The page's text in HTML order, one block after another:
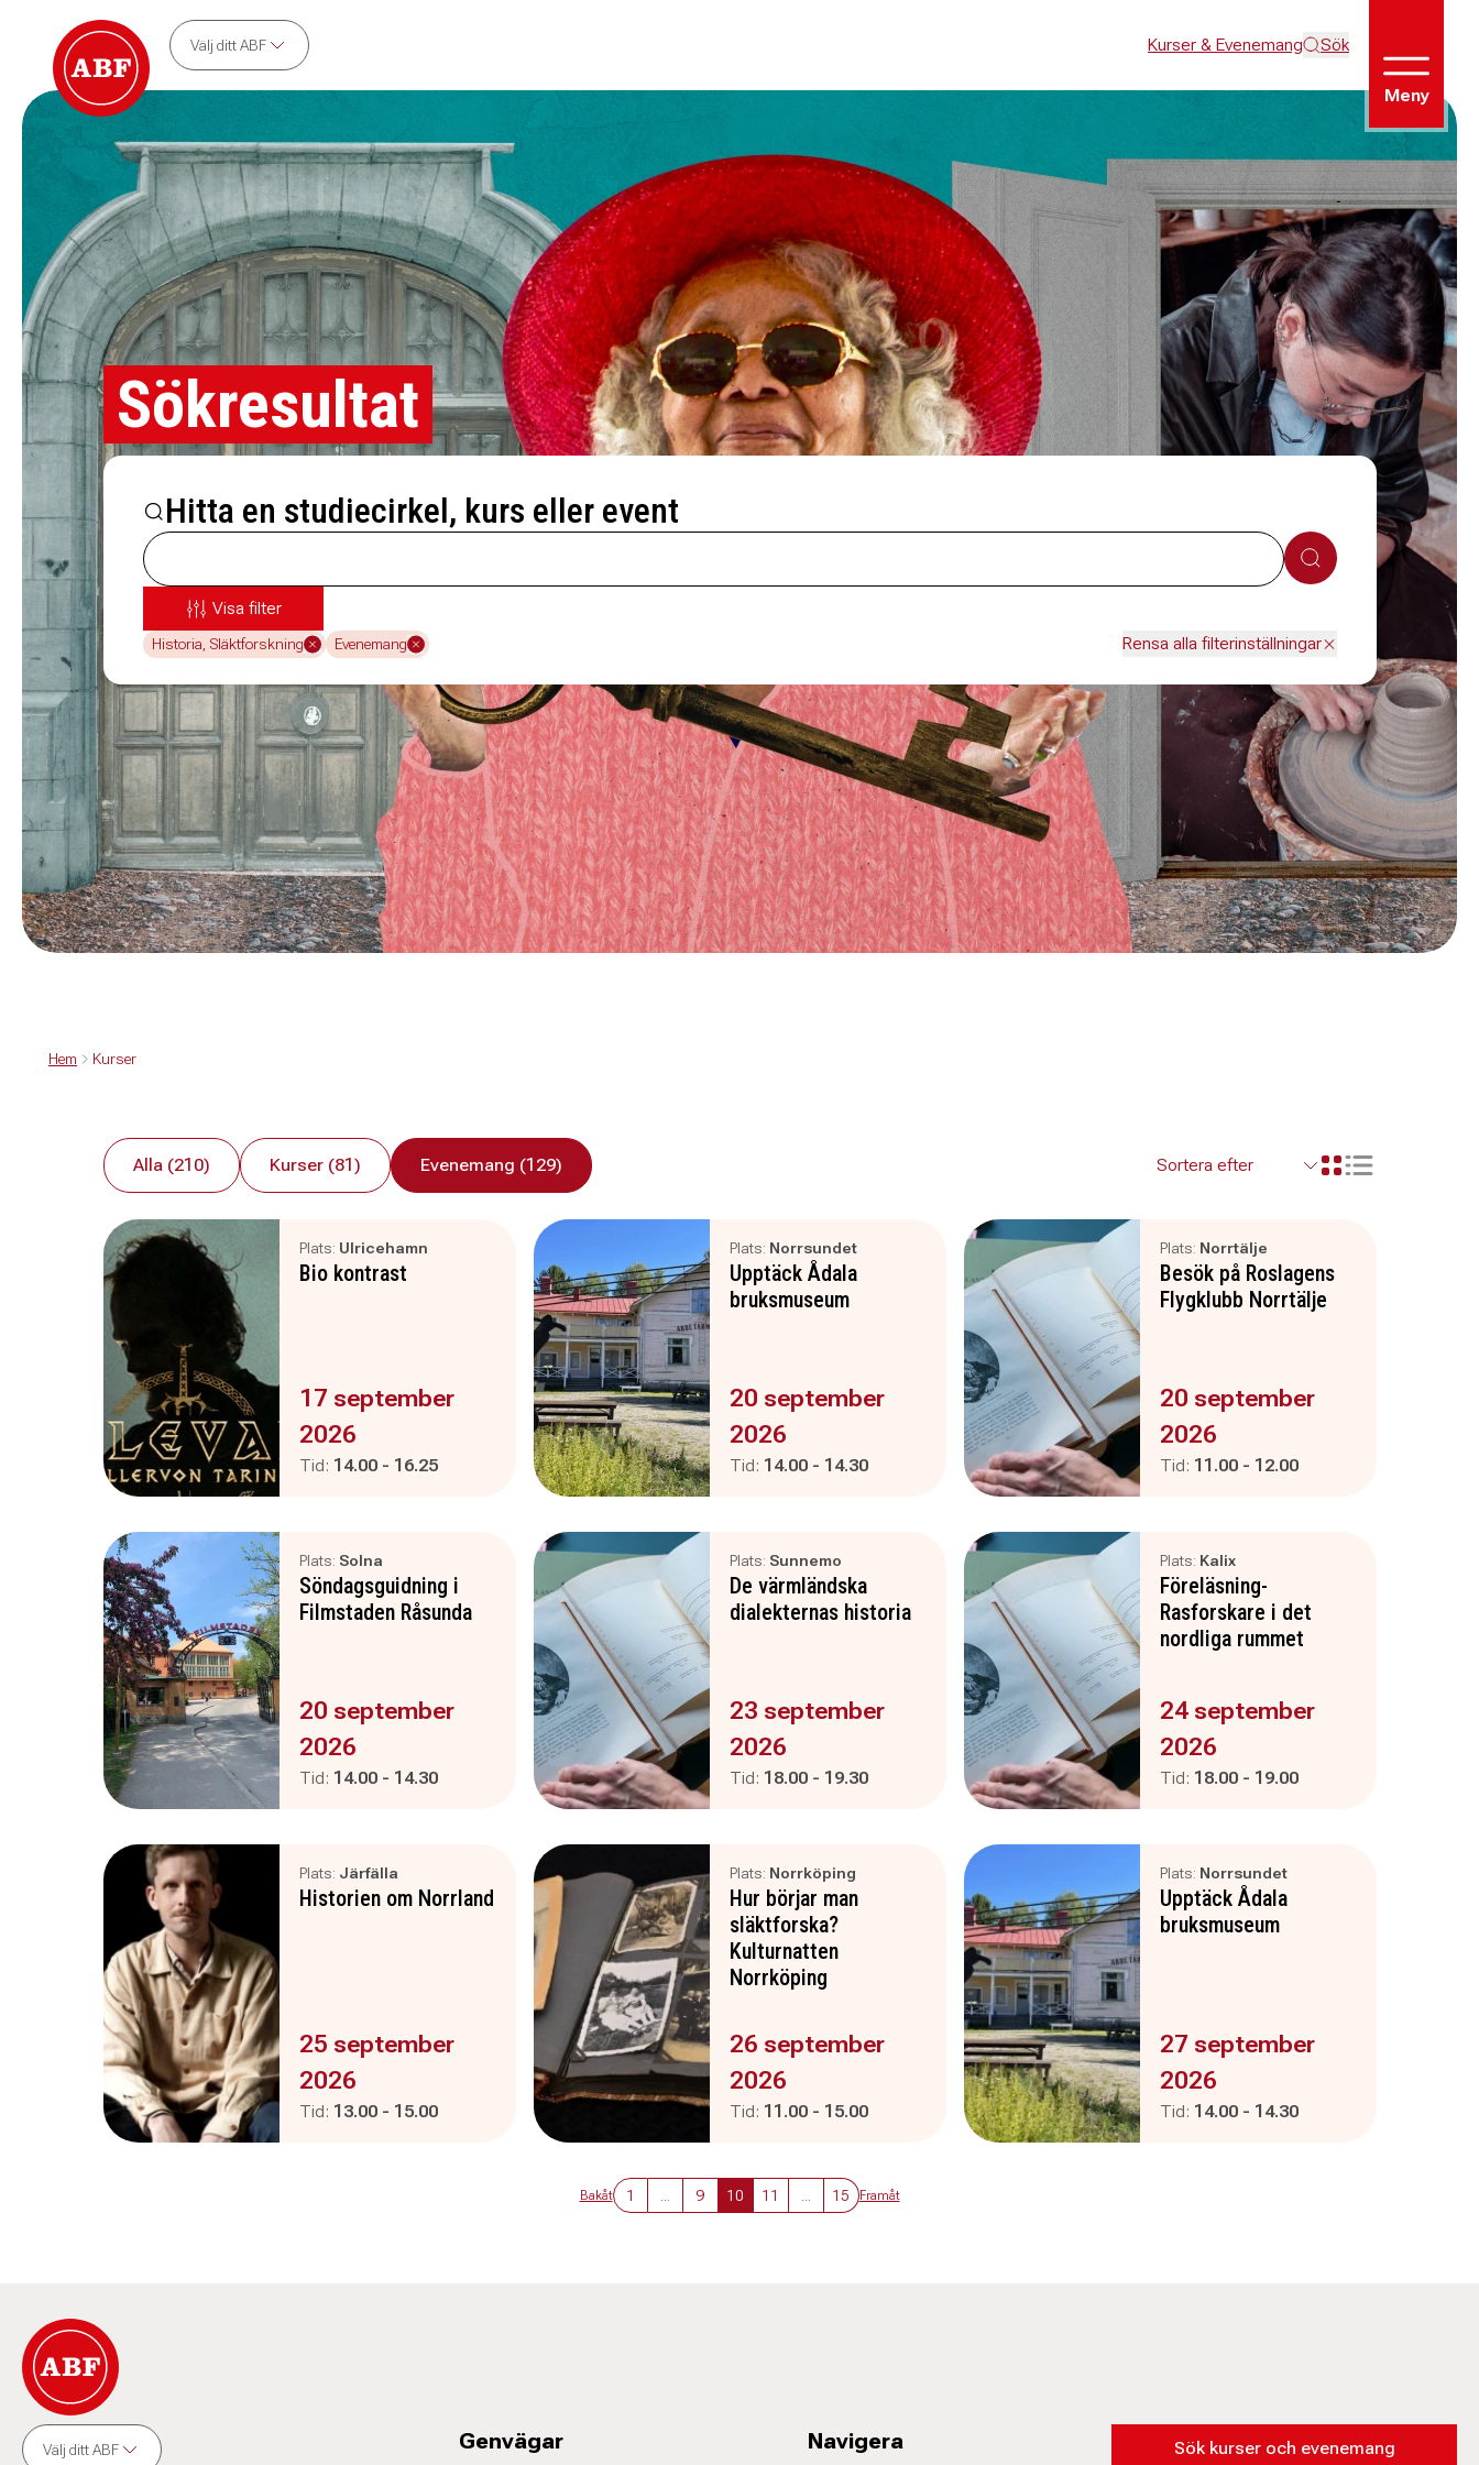
Välj ditt ABF Kurser & Evenemang Sök
Meny
Sökresultat
Hitta en studiecirkel, kurs eller event
Sök
Visa filter
Historia, Släktforskning Evenemang Rensa alla filterinställningar
Hem Kurser
Alla (210) Kurser (81) Evenemang (129) Visa resultaten i ett
Visa resultaten
Plats: Ulricehamn
Bio kontrast
Evenemanget är :
17 september
2026
Tid: Pågår mellan
14.00 - och
16.25
Plats: Norrsundet
Upptäck Ådala
bruksmuseum
Evenemanget är :
20 september
2026
Tid: Pågår mellan
14.00 - och
14.30
Plats: Norrtälje
Besök på Roslagens
Flygklubb Norrtälje
Evenemanget är :
20 september
2026
Tid: Pågår mellan
11.00 - och
12.00
Plats: Solna
Söndagsguidning i
Filmstaden Råsunda
Evenemanget är :
20 september
2026
Tid: Pågår mellan
14.00 - och
14.30
Plats: Sunnemo
De värmländska
dialekternas historia
Evenemanget är :
23 september
2026
Tid: Pågår mellan
18.00 - och
19.30
Plats: Kalix
Föreläsning-
Rasforskare i det
nordliga rummet
Evenemanget är :
24 september
2026
Tid: Pågår mellan
18.00 - och
19.00
Plats: Järfälla
Historien om Norrland
Evenemanget är :
25 september
2026
Tid: Pågår mellan
13.00 - och
15.00
Plats: Norrköping
Hur börjar man
släktforska?
Kulturnatten
Norrköping
Evenemanget är :
26 september
2026
Tid: Pågår mellan
11.00 - och
15.00
Plats: Norrsundet
Upptäck Ådala
bruksmuseum
Evenemanget är :
27 september
2026
Tid: Pågår mellan
14.00 - och
14.30
Bakåt 1 9 10 11 15 Framåt
Välj ditt ABF Genvägar Navigera Sök kurser och evenemang